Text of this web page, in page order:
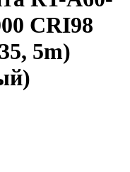
CRI98
5m)